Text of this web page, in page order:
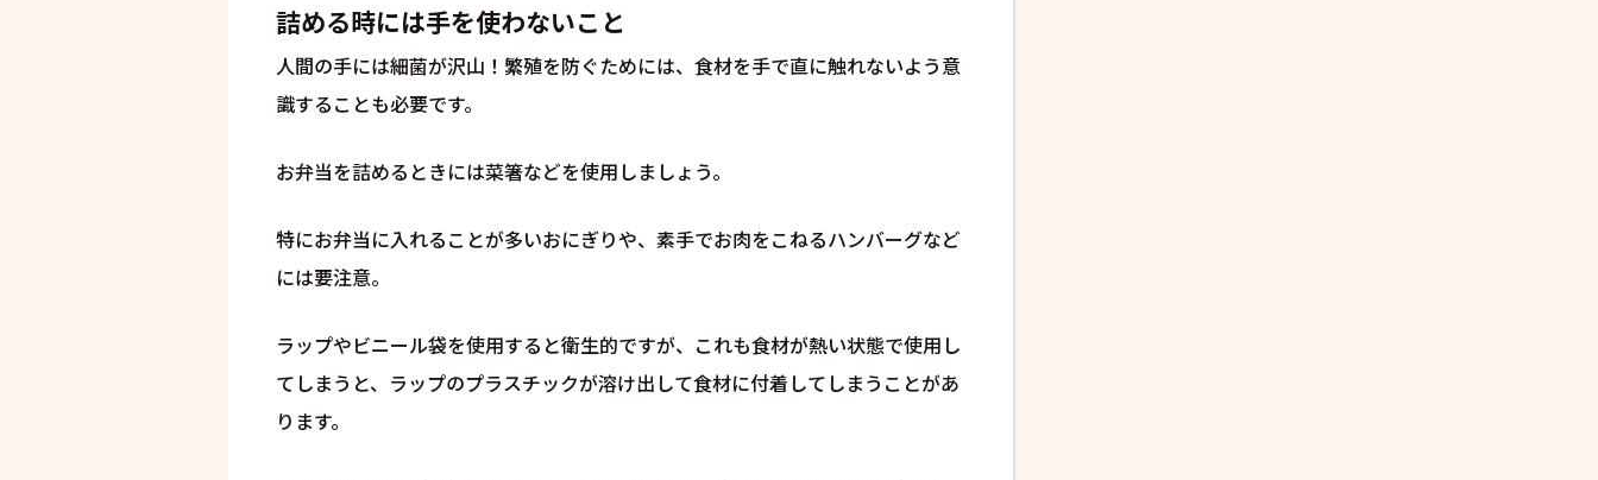
詰める時には手を使わないこと
人間の手には細菌が沢山！繁殖を防ぐためには、食材を手で直に触れないよう意
識することも必要です。
お弁当を詰めるときには菜箸などを使用しましょう。
特にお弁当に入れることが多いおにぎりや、素手でお肉をこねるハンバーグなど
には要注意。
ラップやビニール袋を使用すると衛生的ですが、これも食材が熱い状態で使用し
てしまうと、ラップのプラスチックが溶け出して食材に付着してしまうことがあ
ります。